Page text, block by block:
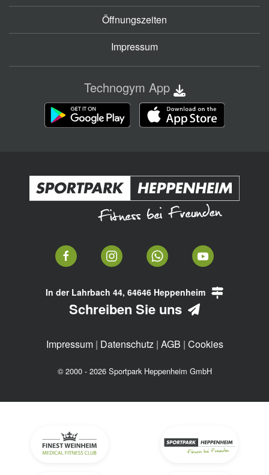
Öffnungszeiten
Impressum
Technogym App
In der Lahrbach 44, 64646 Heppenheim
Schreiben Sie uns
Impressum| Datenschutz| AGB | Cookies
© 2000 - 2026 Sportpark Heppenheim GmbH